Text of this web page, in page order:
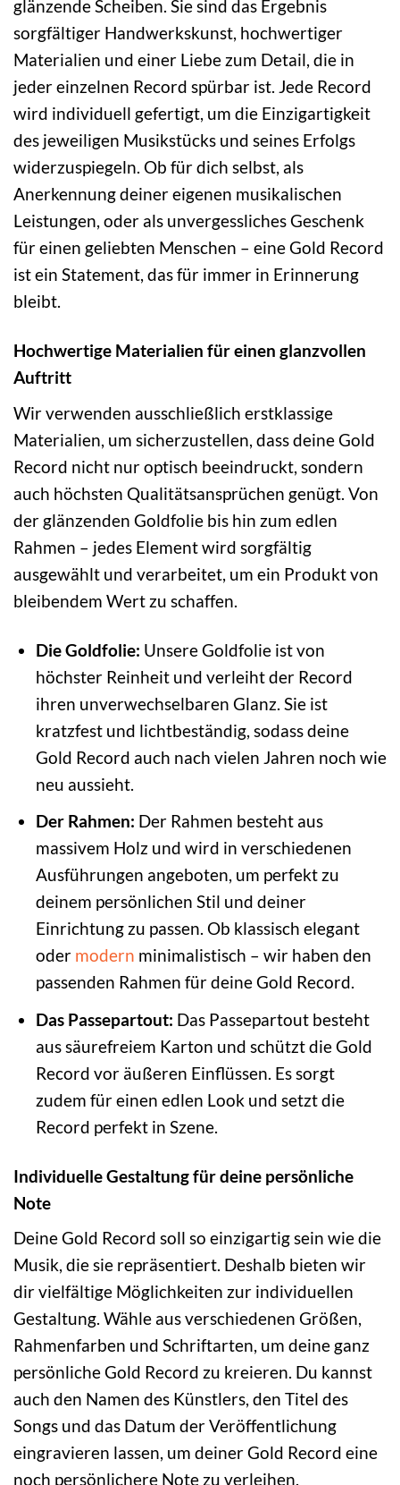
glänzende Scheiben. Sie sind das Ergebnis
sorgfältiger Handwerkskunst, hochwertiger
Materialien und einer Liebe zum Detail, die in
jeder einzelnen Record spürbar ist. Jede Record
wird individuell gefertigt, um die Einzigartigkeit
des jeweiligen Musikstücks und seines Erfolgs
widerzuspiegeln. Ob für dich selbst, als
Anerkennung deiner eigenen musikalischen
Leistungen, oder als unvergessliches Geschenk
für einen geliebten Menschen – eine Gold Record
ist ein Statement, das für immer in Erinnerung
bleibt.
Hochwertige Materialien für einen glanzvollen
Auftritt
Wir verwenden ausschließlich erstklassige
Materialien, um sicherzustellen, dass deine Gold
Record nicht nur optisch beeindruckt, sondern
auch höchsten Qualitätsansprüchen genügt. Von
der glänzenden Goldfolie bis hin zum edlen
Rahmen – jedes Element wird sorgfältig
ausgewählt und verarbeitet, um ein Produkt von
bleibendem Wert zu schaffen.
Die Goldfolie: Unsere Goldfolie ist von
höchster Reinheit und verleiht der Record
ihren unverwechselbaren Glanz. Sie ist
kratzfest und lichtbeständig, sodass deine
Gold Record auch nach vielen Jahren noch wie
neu aussieht.
Der Rahmen: Der Rahmen besteht aus
massivem Holz und wird in verschiedenen
Ausführungen angeboten, um perfekt zu
deinem persönlichen Stil und deiner
Einrichtung zu passen. Ob klassisch elegant
oder modern minimalistisch – wir haben den
passenden Rahmen für deine Gold Record.
Das Passepartout: Das Passepartout besteht
aus säurefreiem Karton und schützt die Gold
Record vor äußeren Einflüssen. Es sorgt
zudem für einen edlen Look und setzt die
Record perfekt in Szene.
Individuelle Gestaltung für deine persönliche
Note
Deine Gold Record soll so einzigartig sein wie die
Musik, die sie repräsentiert. Deshalb bieten wir
dir vielfältige Möglichkeiten zur individuellen
Gestaltung. Wähle aus verschiedenen Größen,
Rahmenfarben und Schriftarten, um deine ganz
persönliche Gold Record zu kreieren. Du kannst
auch den Namen des Künstlers, den Titel des
Songs und das Datum der Veröffentlichung
eingravieren lassen, um deiner Gold Record eine
noch persönlichere Note zu verleihen.